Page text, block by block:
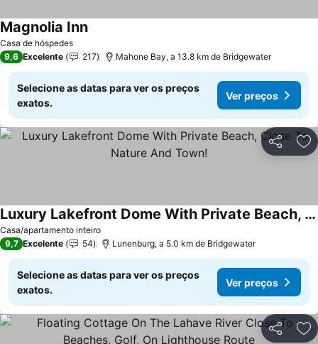
Casa de hóspedes
Magnolia Inn
9,6 Excelente 217 Mahone Bay, a 13.8 km de Bridgewater
Selecione as datas para ver os preços
exatos.
Ver preços
Partilhar
Casa/apartamento inteiro
Luxury Lakefront Dome With Private Beach, Close To Nature And Town!
9,7 Excelente 54 Lunenburg, a 5.0 km de Bridgewater
Selecione as datas para ver os preços
exatos.
Ver preços
Partilhar